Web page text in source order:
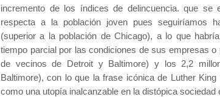
incremento de los índices de delincuencia. que se
respecta a la población joven pues seguiríamos
(superior a la población de Chicago), a lo que
tiempo parcial por las condiciones de sus empresas
de vecinos de Detroit y Baltimore) y los 2,2
Baltimore), con lo que la frase icónica de Luther
como una utopía inalcanzable en la distópica sociedad